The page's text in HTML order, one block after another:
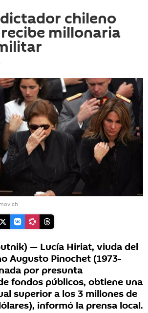
chileno
millonaria
— Lucía Hiriat, viuda del
Augusto Pinochet (1973-
por presunta
fondos públicos, obtiene una
superior a los 3 millones de
informó la prensa local.